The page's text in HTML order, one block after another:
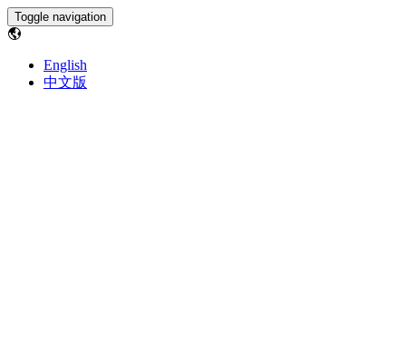
Toggle navigation
English
中文版